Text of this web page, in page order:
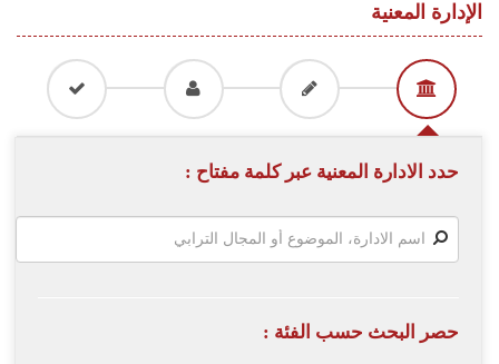
تقديم شكاية
تتبع شكاية
تقديم ملاحظة
إحصائيات
اللغة
navigation
content
الإدارة المعنية
حدد الادارة المعنية عبر كلمة مفتاح :
حصر البحث حسب الفئة :